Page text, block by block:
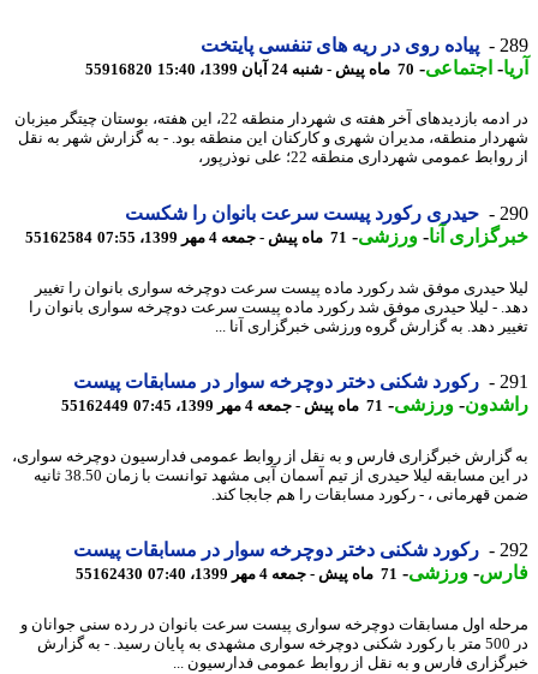
پیاده روی در ریه های تنفسی پایتخت
-اجتماعی-70 ماه پیش - شنبه 24 آبان 1399، 15:40 55916820
در ادمه بازدیدهای آخر هفته ی شهردار منطقه 22، این هفته، بوستان چیتگر میزبان
منطقه، مدیران شهری و کارکنان این منطقه بود. - به گزارش شهر به نقل
عمومی شهرداری منطقه 22؛ علی نوذرپور،
حیدری رکورد پیست سرعت بانوان را شکست
آنا- ورزشی-71 ماه پیش - جمعه 4 مهر 1399، 07:55 55162584
حیدری موفق شد رکورد ماده پیست سرعت دوچرخه سواری بانوان را تغییر
- لیلا حیدری موفق شد رکورد ماده پیست سرعت دوچرخه سواری بانوان را
دهد. به گزارش گروه ورزشی خبرگزاری آنا ...
رکورد شکنی دختر دوچرخه سوار در مسابقات پیست
-ورزشی-71 ماه پیش - جمعه 4 مهر 1399، 07:45 55162449
خبرگزاری فارس و به نقل از روابط عمومی فدارسیون دوچرخه سواری،
در این مسابقه لیلا حیدری از تیم آسمان آبی مشهد توانست با زمان 38.50 ثانیه
قهرمانی ، - رکورد مسابقات را هم جابجا کند.
رکورد شکنی دختر دوچرخه سوار در مسابقات پیست
-ورزشی-71 ماه پیش - جمعه 4 مهر 1399، 07:40 55162430
اول مسابقات دوچرخه سواری پیست سرعت بانوان در رده سنی جوانان و
در 500 متر با رکورد شکنی دوچرخه سواری مشهدی به پایان رسید. - به گزارش
فارس و به نقل از روابط عمومی فدارسیون ...